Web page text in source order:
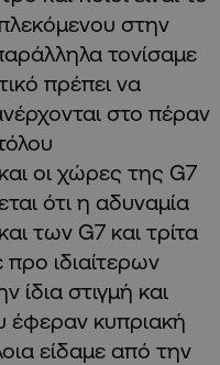
στην
τονίσαμε
πρέπει να
στο πέραν
οι χώρες της G7
ότι η αδυναμία
των G7 και τρίτα
ιδιαίτερων
ίδια στιγμή και
έφεραν κυπριακή
είδαμε από την